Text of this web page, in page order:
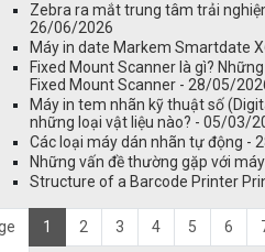
Zebra ra mắt trung tâm trải
26/06/2026
Máy in date Markem Smartdate
Fixed Mount Scanner là gì?
Fixed Mount Scanner - 28/05/
Máy in tem nhãn kỹ thuật số
những loại vật liệu nào? - 05/03/
Các loại máy dán nhãn tự động -
Những vấn đề thường gặp với
Structure of a Barcode Printer
1 2 3 4 5 6